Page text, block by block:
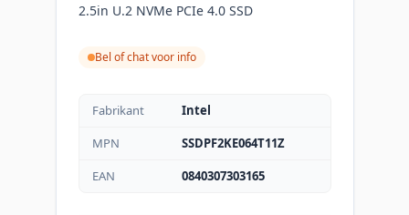
2.5in U.2 NVMe PCIe 4.0 SSD
Bel of chat voor info
Fabrikant
Intel
MPN
SSDPF2KE064T11Z
EAN
0840307303165